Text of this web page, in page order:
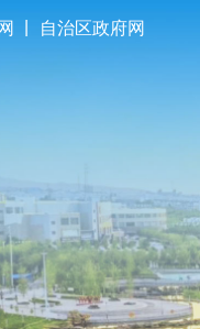
自治区政府网
首页